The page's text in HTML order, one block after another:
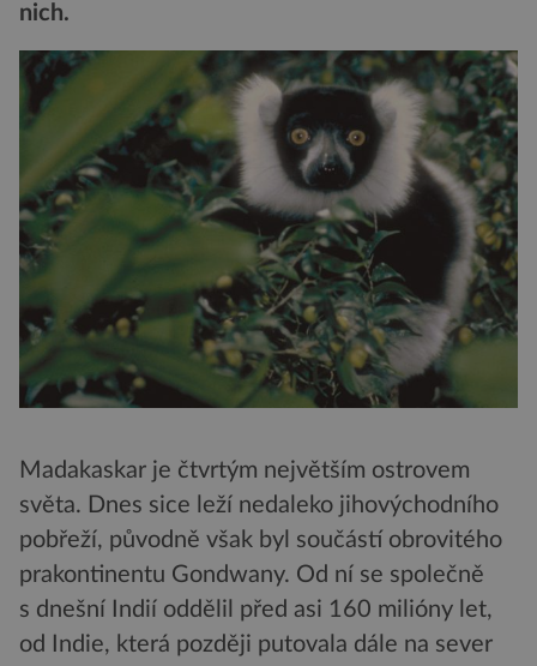
nich.
Madakaskar je čtvrtým největším ostrovem
světa. Dnes sice leží nedaleko jihovýchodního
pobřeží, původně však byl součástí obrovitého
prakontinentu Gondwany. Od ní se společně
s dnešní Indií oddělil před asi 160 milióny let,
od Indie, která později putovala dále na sever